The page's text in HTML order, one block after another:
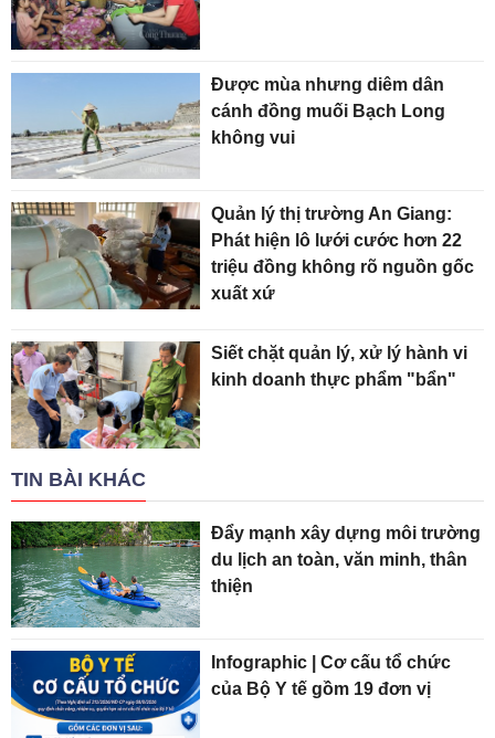
Được mùa nhưng diêm dân
cánh đồng muối Bạch Long
không vui
Quản lý thị trường An Giang:
Phát hiện lô lưới cước hơn 22
triệu đồng không rõ nguồn gốc
xuất xứ
Siết chặt quản lý, xử lý hành vi
kinh doanh thực phẩm "bẩn"
TIN BÀI KHÁC
Đẩy mạnh xây dựng môi trường
du lịch an toàn, văn minh, thân
thiện
Infographic | Cơ cấu tổ chức
của Bộ Y tế gồm 19 đơn vị